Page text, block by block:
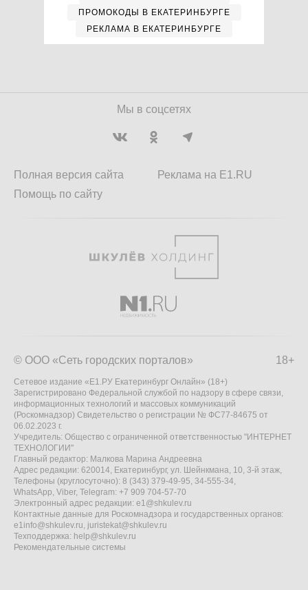
ПРОМОКОДЫ В ЕКАТЕРИНБУРГЕ
РЕКЛАМА В ЕКАТЕРИНБУРГЕ
Мы в соцсетях
Полная версия сайта
Помощь по сайту
Реклама на E1.RU
18+
© ООО «Сеть городских порталов»
Сетевое издание «Е1.РУ Екатеринбург Онлайн» (18+)
Зарегистрировано Федеральной службой по надзору в сфере связи,
информационных технологий и массовых коммуникаций
(Роскомнадзор) Свидетельство о регистрации № ФС77-84675 от
06.02.2023 г.
Учредитель: Общество с ограниченной ответственностью "ИНТЕРНЕТ
ТЕХНОЛОГИИ"
Главный редактор: Малкова Марина Андреевна
Адрес редакции: 620014, Екатеринбург, ул. Шейнкмана, 10, 3-й этаж,
Телефоны (круглосуточно): 8 (343) 379-49-95, 34-555-34,
WhatsApp, Viber, Telegram: +7 909 704-57-70
Электронный адрес редакции: e1@shkulev.ru
Контактные данные для Роскомнадзора и государственных органов:
e1info@shkulev.ru, juristekat@shkulev.ru
Техподдержка: help@shkulev.ru
Рекомендательные системы